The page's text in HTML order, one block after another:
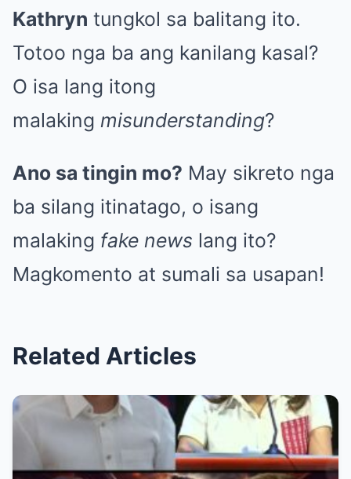
Kathryn tungkol sa balitang ito.
Totoo nga ba ang kanilang kasal?
O isa lang itong
malaking misunderstanding?
Ano sa tingin mo? May sikreto nga
ba silang itinatago, o isang
malaking fake news lang ito?
Magkomento at sumali sa usapan!
Related Articles